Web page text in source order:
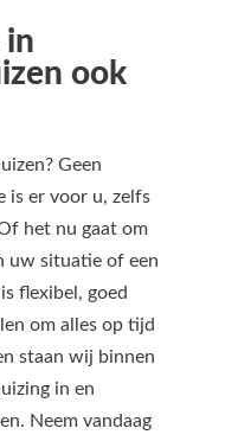
in
ook
Geen
is er voor u, zelfs
het nu gaat om
uw situatie of een
flexibel, goed
om alles op tijd
staan wij binnen
in en
Neem vandaag